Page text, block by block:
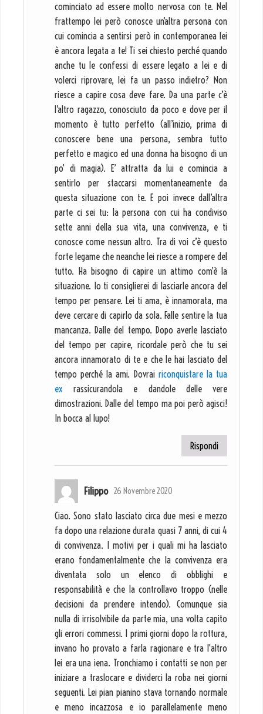
cominciato ad essere molto nervosa con te. Nel
frattempo lei però conosce un’altra persona con
cui comincia a sentirsi però in contemporanea lei
è ancora legata a te! Ti sei chiesto perché quando
anche tu le confessi di essere legato a lei e di
volerci riprovare, lei fa un passo indietro? Non
riesce a capire cosa deve fare. Da una parte c’è
l’altro ragazzo, conosciuto da poco e dove per il
momento è tutto perfetto (all’inizio, prima di
conoscere bene una persona, sembra tutto
perfetto e magico ed una donna ha bisogno di un
po’ di magia). E’ attratta da lui e comincia a
sentirlo per staccarsi momentaneamente da
questa situazione con te. E poi invece dall’altra
parte ci sei tu: la persona con cui ha condiviso
sette anni della sua vita, una convivenza, e ti
conosce come nessun altro. Tra di voi c’è questo
forte legame che neanche lei riesce a rompere del
tutto. Ha bisogno di capire un attimo com’è la
situazione. Io ti consiglierei di lasciarle ancora del
tempo per pensare. Lei ti ama, è innamorata, ma
deve cercare di capirlo da sola. Falle sentire la tua
mancanza. Dalle del tempo. Dopo averle lasciato
del tempo per capire, ricordale però che tu sei
ancora innamorato di te e che le hai lasciato del
tempo perché la ami. Dovrai riconquistare la tua
exrassicurandola e dandole delle vere
dimostrazioni. Dalle del tempo ma poi però agisci!
In bocca al lupo!
Rispondi
Filippo 26 Novembre 2020
Ciao. Sono stato lasciato circa due mesi e mezzo
fa dopo una relazione durata quasi 7 anni, di cui 4
di convivenza. I motivi per i quali mi ha lasciato
erano fondamentalmente che la convivenza era
diventata solo un elenco di obblighi e
responsabilità e che la controllavo troppo (nelle
decisioni da prendere intendo). Comunque sia
nulla di irrisolvibile da parte mia, una volta capito
gli errori commessi. I primi giorni dopo la rottura,
invano ho provato a farla ragionare e tra l'altro
lei era una iena. Tronchiamo i contatti se non per
iniziare a traslocare e dividerci la roba nei giorni
seguenti. Lei pian pianino stava tornando normale
e meno incazzosa e io parallelamente meno